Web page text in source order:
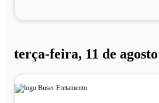
terça-feira, 11 de agosto